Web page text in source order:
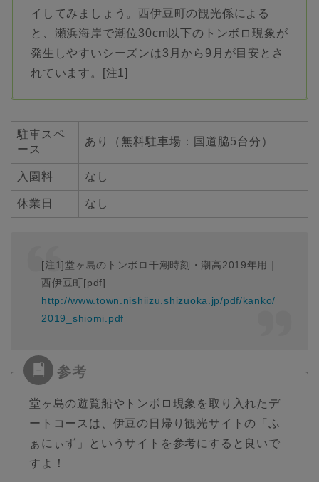
イしてみましょう。西伊豆町の観光係による
と、瀬浜海岸で潮位30cm以下のトンボロ現象が
発生しやすいシーズンは3月から9月が目安とさ
れています。[注1]
駐車スペ
ース
あり（無料駐車場：国道脇5台分）
入園料 なし
休業日 なし
[注1]堂ヶ島のトンボロ干潮時刻・潮高2019年用｜
西伊豆町[pdf]
http://www.town.nishiizu.shizuoka.jp/pdf/kanko/
2019_shiomi.pdf
堂ヶ島の遊覧船やトンボロ現象を取り入れたデ
ートコースは、伊豆の日帰り観光サイトの「ふ
ぁにぃず」というサイトを参考にすると良いで
すよ！